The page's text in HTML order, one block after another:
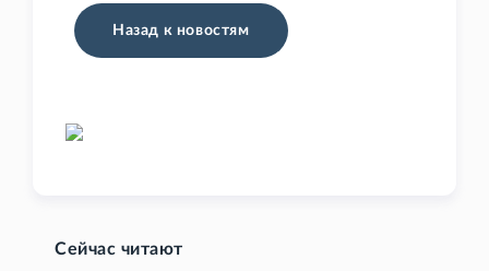
Назад к новостям
Сейчас читают